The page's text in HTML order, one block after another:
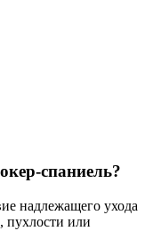
спаниель?
надлежащего ухода
пухлости или